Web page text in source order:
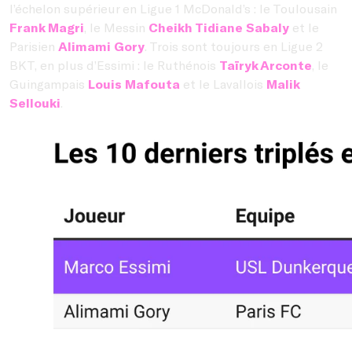
l’échelon supérieur en Ligue 1 McDonald’s : le Toulousain
Frank Magri, le Messin Cheikh Tidiane Sabaly et le
Parisien Alimami Gory. Trois sont toujours en Ligue 2
BKT, en plus d’Essimi : le Ruthénois Taïryk Arconte, le
Guingampais Louis Mafouta et le Lavallois Malik
Sellouki.